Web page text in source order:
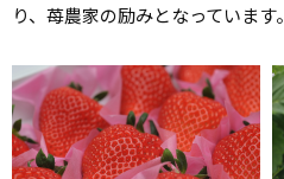
り、苺農家の励みとなっています。